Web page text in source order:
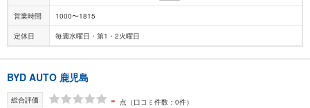
営業時間 1000〜1815
定休日 毎週水曜日・第1・2火曜日
BYD AUTO 鹿児島
総合評価 - 点 （口コミ件数：0件）